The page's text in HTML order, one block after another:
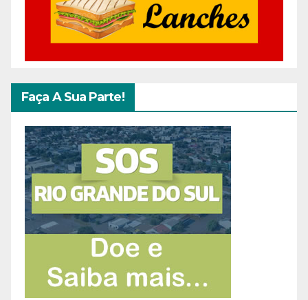
Faça A Sua Parte!